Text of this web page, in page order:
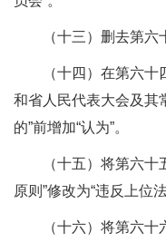
（十三）删去第六十
（十四）在第六十四
和省人民代表大会及其
的”前增加“认为”。
（十五）将第六十五
原则”修改为“违反上位
（十六）将第六十六